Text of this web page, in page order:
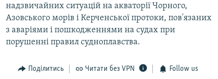
надзвичайних ситуацій на акваторії Чорного,
Азовського морів і Керченської протоки, пов'язаних
з аваріями і пошкодженнями на судах при
порушенні правил судноплавства.
Поділитись Читати без VPN Follow us